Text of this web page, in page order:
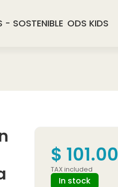
- SOSTENIBLE ODS KIDS
$ 101.00
TAX included
In stock